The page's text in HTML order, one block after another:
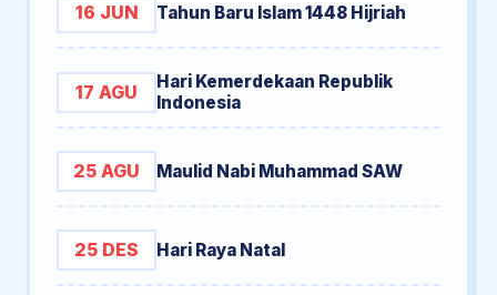
16 JUN Tahun Baru Islam 1448 Hijriah
17 AGU
Hari Kemerdekaan Republik
Indonesia
25 AGU Maulid Nabi Muhammad SAW
25 DES Hari Raya Natal